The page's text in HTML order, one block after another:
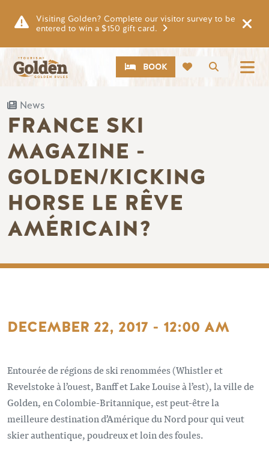
Visiting Golden? Complete our visitor survey to be
entered to win a $150 gift card.
Search
CTABOOK
News
FRANCE SKI
MAGAZINE -
GOLDEN/KICKING
HORSE LE RÊVE
AMÉRICAIN?
DECEMBER 22, 2017 - 12:00 AM
Entourée de régions de ski renommées (Whistler et
Revelstoke à l’ouest, Banff et Lake Louise à l’est), la ville de
Golden, en Colombie-Britannique, est peut-être la
meilleure destination d’Amérique du Nord pour qui veut
skier authentique, poudreux et loin des foules.